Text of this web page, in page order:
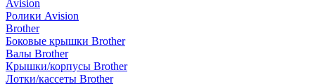
Avision
Ролики Avision
Brother
Боковые крышки Brother
Валы Brother
Крышки/корпусы Brother
Лотки/кассеты Brother